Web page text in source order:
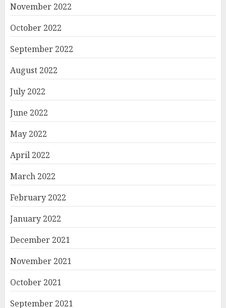
November 2022
October 2022
September 2022
August 2022
July 2022
June 2022
May 2022
April 2022
March 2022
February 2022
January 2022
December 2021
November 2021
October 2021
September 2021